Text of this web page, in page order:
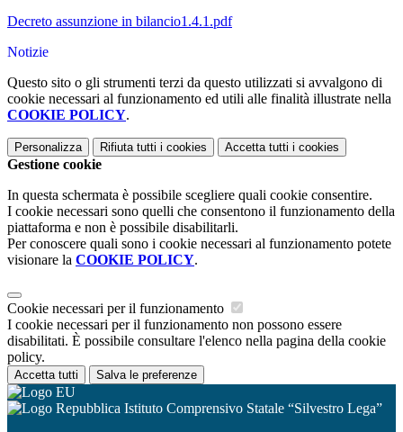
Decreto assunzione in bilancio1.4.1.pdf
Notizie
Questo sito o gli strumenti terzi da questo utilizzati si avvalgono di
cookie necessari al funzionamento ed utili alle finalità illustrate nella
COOKIE POLICY.
Personalizza Rifiuta tutti i cookies Accetta tutti i cookies
Gestione cookie
In questa schermata è possibile scegliere quali cookie consentire.
I cookie necessari sono quelli che consentono il funzionamento della
piattaforma e non è possibile disabilitarli.
Per conoscere quali sono i cookie necessari al funzionamento potete
visionare la COOKIE POLICY.
Cookie necessari per il funzionamento
I cookie necessari per il funzionamento non possono essere
disabilitati. È possibile consultare l'elenco nella pagina della cookie
policy.
Accetta tutti Salva le preferenze
Istituto Comprensivo Statale “Silvestro Lega”